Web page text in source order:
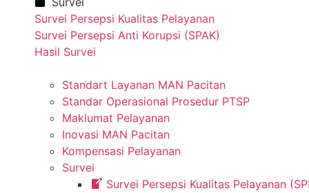
Survei Persepsi Kualitas Pelayanan
Survei Persepsi Anti Korupsi (SPAK)
Hasil Survei
Standart Layanan MAN Pacitan
Standar Operasional Prosedur PTSP
Maklumat Pelayanan
Inovasi MAN Pacitan
Kompensasi Pelayanan
Survei
Survei Persepsi Kualitas Pelayanan